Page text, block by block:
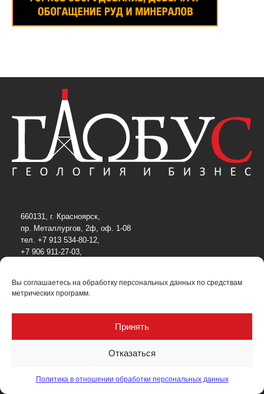
Вы соглашаетесь на обработку персональных данных по средствам
метрических программ.
Принять
Отказаться
Политика в отношении обработки персональных данных
660131, г. Красноярск,
пр. Металлургов, 2ф, оф. 1-08
тел. +7 913 534-80-12,
+7 906 911-27-03,
Политика в отношении обработки персональных данных